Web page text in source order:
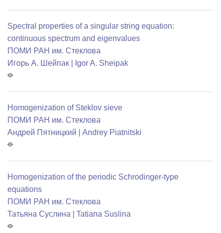
Spectral properties of a singular string equation:
continuous spectrum and eigenvalues
ПОМИ РАН им. Стеклова
Игорь А. Шейпак | Igor A. Sheipak
Homogenization of Steklov sieve
ПОМИ РАН им. Стеклова
Андрей Пятницкий | Andrey Piatnitski
Homogenization of the periodic Schrodinger-type
equations
ПОМИ РАН им. Стеклова
Татьяна Суслина | Tatiana Suslina